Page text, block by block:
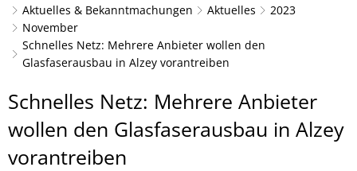
Aktuelles & Bekanntmachungen
Aktuelles
2023
November
Schnelles Netz: Mehrere Anbieter wollen den
Glasfaserausbau in Alzey vorantreiben
Schnelles Netz: Mehrere Anbieter
wollen den Glasfaserausbau in Alzey
vorantreiben